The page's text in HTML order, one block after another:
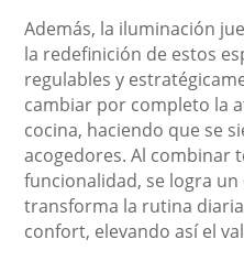
Además, la iluminación
la redefinición de estos
regulables y
cambiar por completo la
cocina, haciendo que se
acogedores. Al combinar
funcionalidad, se logra
transforma la rutina
confort, elevando así el